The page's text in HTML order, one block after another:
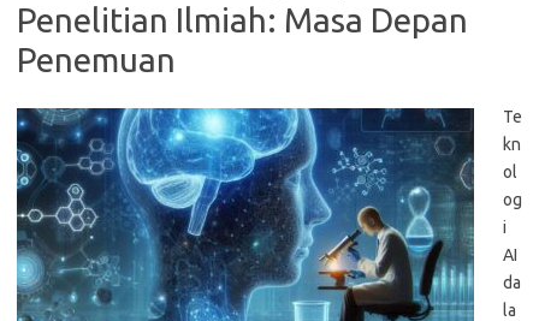
Penelitian Ilmiah: Masa Depan
Penemuan
Te
kn
ol
og
i
AI
da
la